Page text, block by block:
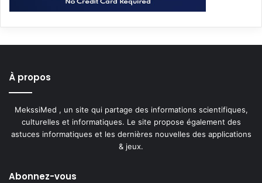
À propos
MekssiMed , un site qui partage des informations scientifiques,
culturelles et informatiques. Le site propose également des
astuces informatiques et les dernières nouvelles des applications
& jeux.
Abonnez-vous